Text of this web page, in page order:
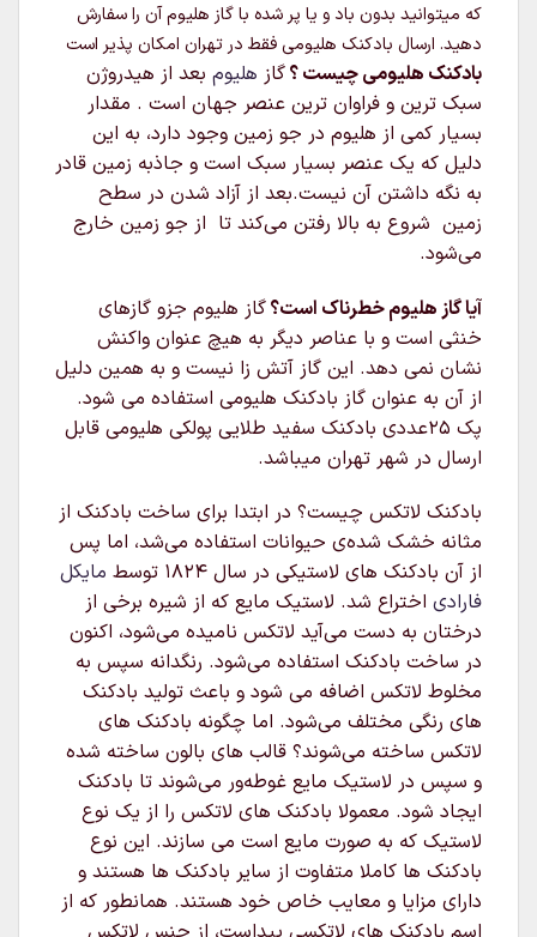
که میتوانید بدون باد و یا پر شده با گاز هلیوم آن را سفارش
دهید. ارسال بادکنک هلیومی فقط در تهران امکان پذیر است
بادکنک هلیومی چیست ؟گاز هلیوم بعد از هیدروژن
سبک‌ ترین و فراوان‌ ترین عنصر جهان است . مقدار
بسیار کمی از هلیوم در جو زمین وجود دارد، به این
دلیل که یک عنصر بسیار سبک است و جاذبه زمین قادر
به نگه داشتن آن نیست.بعد از آزاد شدن در سطح
زمین شروع به بالا رفتن می‌کند تا از جو زمین خارج
می‌شود.
آیا گاز هلیوم خطرناک است؟گاز هلیوم جزو گازهای
خنثی است و با عناصر دیگر به هیچ عنوان واکنش
نشان نمی دهد. این گاز آتش زا نیست و به همین دلیل
از آن به عنوان گاز بادکنک هلیومی استفاده می شود.
پک 25عددی بادکنک سفید طلایی پولکی هلیومی قابل
ارسال در شهر تهران میباشد.
بادکنک لاتکس چیست؟ در ابتدا برای ساخت بادکنک از
مثانه خشک شده‌ی حیوانات استفاده می‌شد، اما پس
از آن بادکنک های لاستیکی در سال ۱۸۲۴ توسط
مایکل
فارادی اختراع شد. لاستیک مایع که از شیره برخی از
درختان به دست می‌آید لاتکس نامیده می‌شود، اکنون
در ساخت بادکنک استفاده می‌شود. رنگدانه سپس به
مخلوط لاتکس اضافه می شود و باعث تولید بادکنک
های رنگی مختلف می‌شود. اما چگونه بادکنک های
لاتکس ساخته می‌شوند؟ قالب های بالون ساخته شده
و سپس در لاستیک مایع غوطه‌ور می‌شوند تا بادکنک
ایجاد شود. معمولا بادکنک های لاتکس را از یک نوع
لاستیک که به صورت مایع است می سازند. این نوع
بادکنک ها کاملا متفاوت از سایر بادکنک ها هستند و
دارای مزایا و معایب خاص خود هستند. همانطور که از